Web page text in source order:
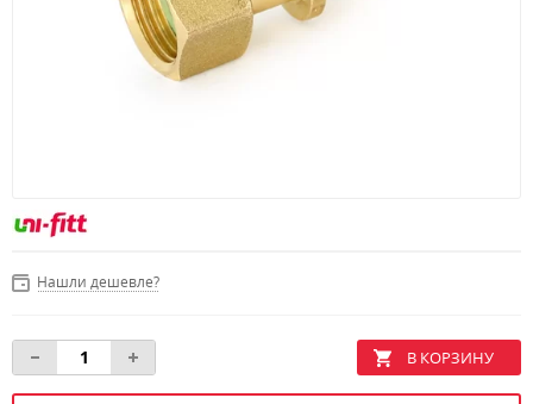
Нашли дешевле?